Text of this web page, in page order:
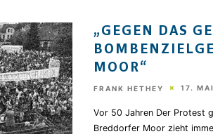
„GEGEN DAS
MOOR“
FRANK HETHEY 17.
Vor 50 Jahren Der Protest
Breddorfer Moor zieht